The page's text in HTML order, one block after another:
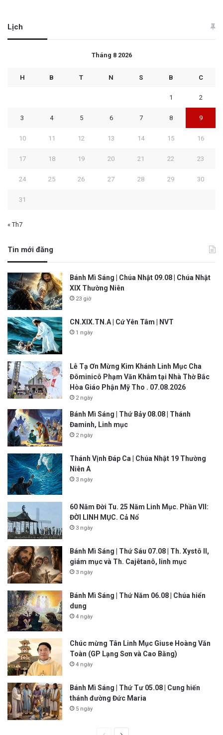
Lịch
Tháng 8 2026
H B T N S B C
1 2
3 4 5 6 7 8 9
10 11 12 13 14 15 16
17 18 19 20 21 22 23
24 25 26 27 28 29 30
31
« Th7
Tin mới đăng
Bánh Mì Sáng | Chúa Nhật 09.08 | Chúa Nhật
XIX Thường Niên
23 giờ
CN.XIX.TN.A | Cứ Yên Tâm | NVT
1 ngày
Lễ Tạ Ơn Mừng Kim Khánh Linh Mục Cha
Đôminicô Phạm Văn Khâm tại Nhà Thờ Bắc
Hòa Giáo Phận Mỹ Tho . 07.08.2026
2 ngày
Bánh Mì Sáng | Thứ Bảy 08.08 | Thánh
Đaminh, Linh mục
2 ngày
Thánh Vịnh Đáp Ca | Chúa Nhật 19 Thường
Niên A
3 ngày
60 Năm Đời Tu. 25 Năm Linh Mục. Phần VII:
ĐỜI LINH MỤC. Cả Nổ
3 ngày
Bánh Mì Sáng | Thứ Sáu 07.08 | Th. Xystô II,
giám mục và Th. Cajêtanô, linh mục
3 ngày
Bánh Mì Sáng | Thứ Năm 06.08 | Chúa hiển
dung
4 ngày
Chúc mừng Tân Linh Mục Giuse Hoàng Văn
Toàn (GP Lạng Sơn và Cao Bằng)
4 ngày
Bánh Mì Sáng | Thứ Tư 05.08 | Cung hiến
thánh đường Đức Maria
5 ngày